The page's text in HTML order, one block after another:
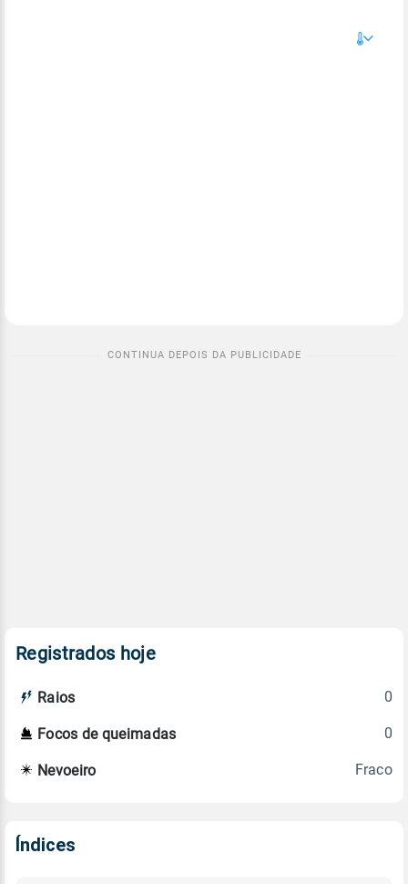
Registrados hoje
Raios 0
Focos de queimadas 0
Nevoeiro Fraco
Índices